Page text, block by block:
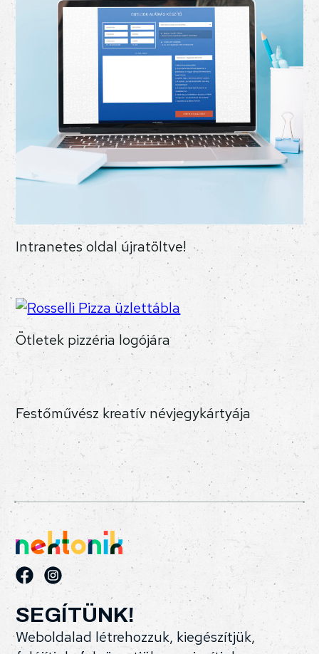
Intranetes oldal újratöltve!
Ötletek pizzéria logójára
Festőművész kreatív névjegykártyája
SEGÍTÜNK!
Weboldalad létrehozzuk, kiegészítjük,